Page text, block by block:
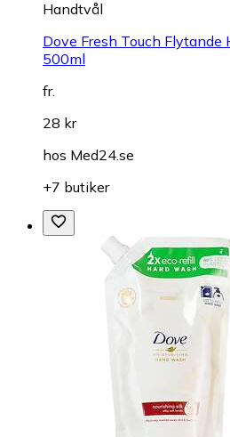
Handtvål
Dove Fresh Touch
500ml
fr.
28 kr
hos Med24.se
+7 butiker